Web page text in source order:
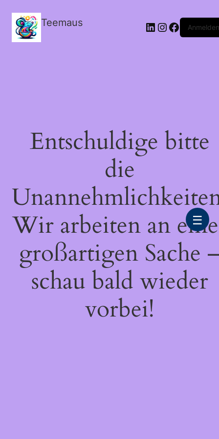
Teemaus LinkedIn
Instagram
FacebookAnmelden
Entschuldige bitte
die
Wir arbeiten an
großartigen Sache
schau bald wieder
vorbei!
☰